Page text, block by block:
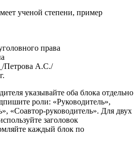
ученой степени, пример
права
Петрова А.С./
указывайте оба блока отдельно
роли: «Руководитель»,
«Соавтор-руководитель». Для двух
заголовок
каждый блок по